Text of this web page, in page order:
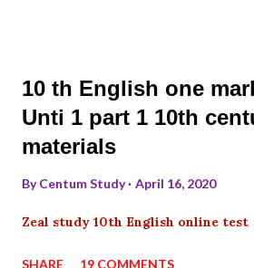
10 th English one
Unti 1 part 1 10th
materials
ByCentum Study April 16, 2020
Zeal study 10th English online test
SHARE 19 COMMENTS